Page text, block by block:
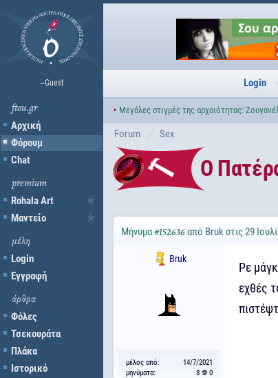
~Guest
ftou.gr
Αρχική
Φόρουμ
Chat
premium
Rohala Art
Μαντείο
μέλη
Login
Εγγραφή
άρθρα
Φόλες
Τσεκουράτα
Πλάκα
Ιστορικό
Login
‣ Μεγάλες στιγμές της αρχαιότητας:
Forum Sex
Ο
Μήνυμα #152636 από Brukστις 29
Bruk
μέλος από:
14/7/2021
μηνύματα:
8
0
Ρε
εχθές